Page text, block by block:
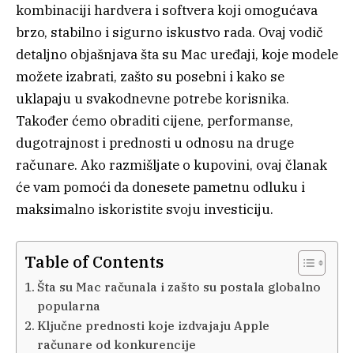
kombinaciji hardvera i softvera koji omogućava
brzo, stabilno i sigurno iskustvo rada. Ovaj vodič
detaljno objašnjava šta su Mac uređaji, koje modele
možete izabrati, zašto su posebni i kako se
uklapaju u svakodnevne potrebe korisnika.
Također ćemo obraditi cijene, performanse,
dugotrajnost i prednosti u odnosu na druge
računare. Ako razmišljate o kupovini, ovaj članak
će vam pomoći da donesete pametnu odluku i
maksimalno iskoristite svoju investiciju.
Table of Contents
Šta su Mac računala i zašto su postala globalno
popularna
Ključne prednosti koje izdvajaju Apple
računare od konkurencije